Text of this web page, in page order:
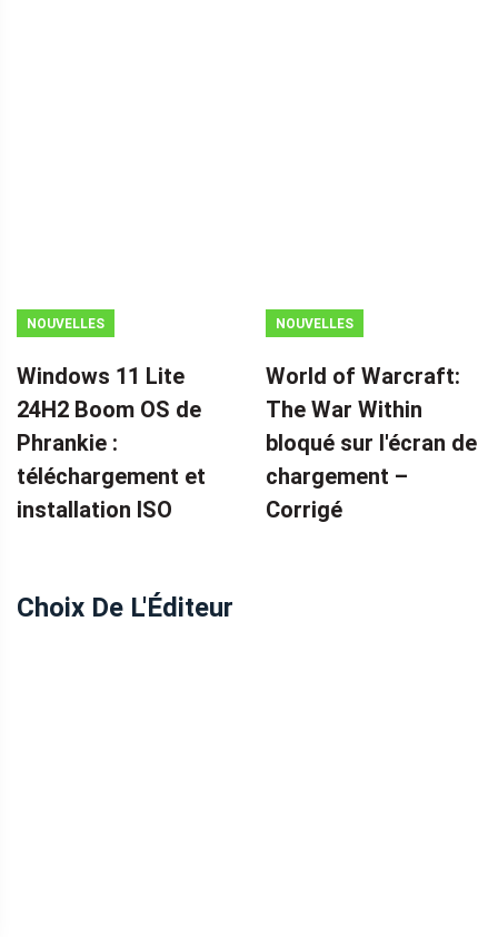
NOUVELLES
Windows 11 Lite
24H2 Boom OS de
Phrankie :
téléchargement et
installation ISO
NOUVELLES
World of Warcraft:
The War Within
bloqué sur l'écran de
chargement – ​​
Corrigé
Choix De L'Éditeur